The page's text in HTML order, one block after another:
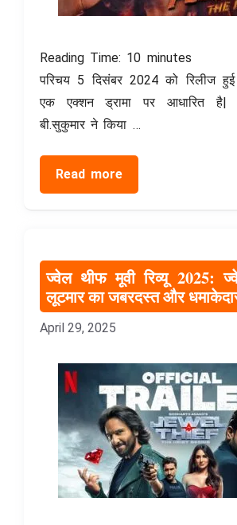
Reading Time: 10 minutes
परिचय 5 दिसंबर 2024 को रिलीज
एक एक्शन ड्रामा पर आधारित है|
बी.सुकुमार ने किया …
Read more
ज्वेल थीफ मूवी रिव्यू 2025:
लूटमार का जबरदस्त और
April 29, 2025